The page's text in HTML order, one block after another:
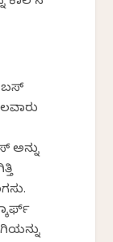
ಬಸ್
ಅನ್ನು